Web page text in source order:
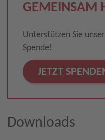
GEMEINSAM
Unterstützen Sie
Spende!
JETZT
Downloads